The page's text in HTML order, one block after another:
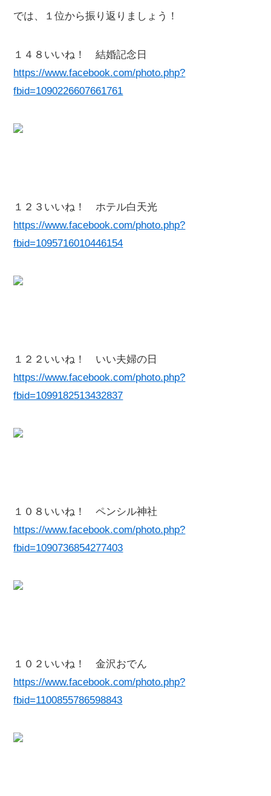
では、１位から振り返りましょう！
１４８いいね！ 結婚記念日
https://www.facebook.com/photo.php?
fbid=1090226607661761
１２３いいね！ ホテル白天光
https://www.facebook.com/photo.php?
fbid=1095716010446154
１２２いいね！ いい夫婦の日
https://www.facebook.com/photo.php?
fbid=1099182513432837
１０８いいね！ ペンシル神社
https://www.facebook.com/photo.php?
fbid=1090736854277403
１０２いいね！ 金沢おでん
https://www.facebook.com/photo.php?
fbid=1100855786598843